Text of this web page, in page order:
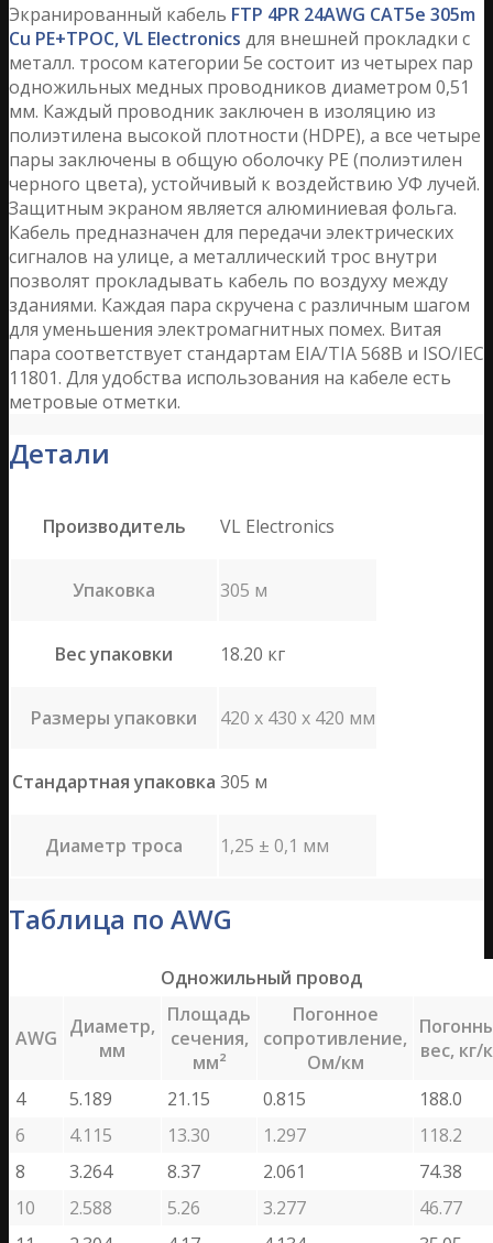
Экранированный кабель FTP 4PR 24AWG CAT5е 305m
Cu РЕ+ТРОС, VL Electronics для внешней прокладки с
металл. тросом категории 5е состоит из четырех пар
одножильных медных проводников диаметром 0,51
мм. Каждый проводник заключен в изоляцию из
полиэтилена высокой плотности (HDPE), а все четыре
пары заключены в общую оболочку PE (полиэтилен
черного цвета), устойчивый к воздействию УФ лучей.
Защитным экраном является алюминиевая фольга.
Кабель предназначен для передачи электрических
сигналов на улице, а металлический трос внутри
позволят прокладывать кабель по воздуху между
зданиями. Каждая пара скручена с различным шагом
для уменьшения электромагнитных помех. Витая
пара соответствует стандартам EIA/TIA 568B и ISO/IEC
11801. Для удобства использования на кабеле есть
метровые отметки.
Детали
Производитель VL Electronics
Упаковка 305 м
Вес упаковки 18.20 кг
Размеры упаковки 420 x 430 x 420 мм
Стандартная упаковка 305 м
Диаметр троса 1,25 ± 0,1 мм
Таблица по AWG
Одножильный провод
AWG Диаметр,
мм
Площадь
сечения,
мм²
Погонное
сопротивление,
Ом/км
вес, кг/
4
5.189 21.15 0.815
188.0
6
4.115 13.30 1.297
118.2
8
3.264 8.37 2.061
74.38
10
2.588 5.26 3.277
46.77